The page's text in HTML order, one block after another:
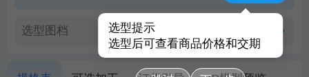
选型提示
选型后可查看商品价格和交期
选型图档